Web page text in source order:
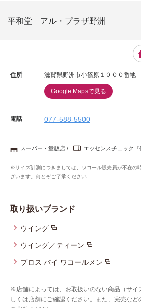
平和堂 アル・プラザ野洲
住所 滋賀県野洲市小篠原１０００番地
Google Mapsで見る
電話 077-588-5500
スーパー・量販店 エッセンスチェック『
※サイズ計測につきましては、ワコール販売員が不在の
ざいます。何とぞご了承ください
取り扱いブランド
ウイング
ウイング／ティーン
ブロス バイ ワコールメン
※店舗によっては、お取扱いのない商品（サイ
しくは店舗にご確認ください。また、完売な